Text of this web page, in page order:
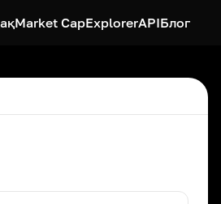
Market CapExplorerAPIБлог